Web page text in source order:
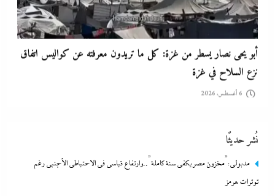
أبو يحى نصار يسطر من غزة: كل ما تريدون معرفته عن كواليس اتفاق
نزع السلاح في غزة
6 أغسطس، 2026
نُشر حديثًا
مدبولي:”مخزون مصر يكفي سنة كاملة”..وارتفاع قياسي في الاحتياطي الأجنبي رغم
توترات هرمز